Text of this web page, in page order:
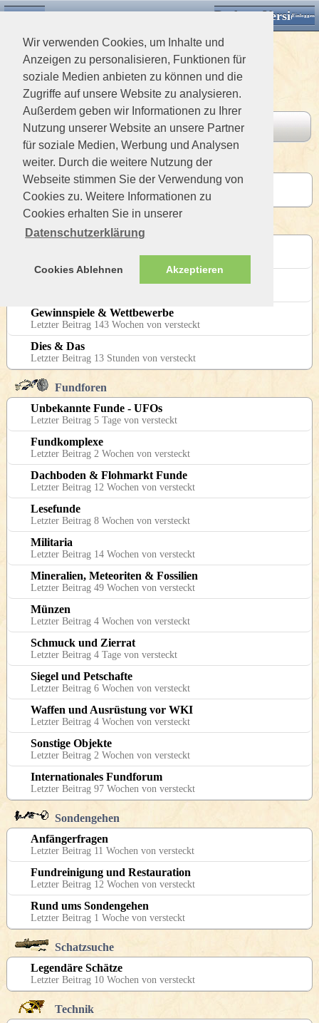
Wir verwenden Cookies, um Inhalte und
Anzeigen zu personalisieren, Funktionen für
soziale Medien anbieten zu können und die
Zugriffe auf unsere Website zu analysieren.
Außerdem geben wir Informationen zu Ihrer
Nutzung unserer Website an unsere Partner
für soziale Medien, Werbung und Analysen
weiter. Durch die weitere Nutzung der
Webseite stimmen Sie der Verwendung von
Cookies zu. Weitere Informationen zu
Cookies erhalten Sie in unserer
Datenschutzerklärung
Cookies Ablehnen Akzeptieren
Desktop VersionEinloggen
Board Letzte Beiträge
Interner Bereich
Ritterklause
Letzter Beitrag 436 Wochen von versteckt
Letzter Beitrag 5 Wochen von versteckt
Gewinnspiele & Wettbewerbe
Letzter Beitrag 143 Wochen von versteckt
Dies & Das
Letzter Beitrag 13 Stunden von versteckt
Fundforen
Unbekannte Funde - UFOs
Letzter Beitrag 5 Tage von versteckt
Fundkomplexe
Letzter Beitrag 2 Wochen von versteckt
Dachboden & Flohmarkt Funde
Letzter Beitrag 12 Wochen von versteckt
Lesefunde
Letzter Beitrag 8 Wochen von versteckt
Militaria
Letzter Beitrag 14 Wochen von versteckt
Mineralien, Meteoriten & Fossilien
Letzter Beitrag 49 Wochen von versteckt
Münzen
Letzter Beitrag 4 Wochen von versteckt
Schmuck und Zierrat
Letzter Beitrag 4 Tage von versteckt
Siegel und Petschafte
Letzter Beitrag 6 Wochen von versteckt
Waffen und Ausrüstung vor WKI
Letzter Beitrag 4 Wochen von versteckt
Sonstige Objekte
Letzter Beitrag 2 Wochen von versteckt
Internationales Fundforum
Letzter Beitrag 97 Wochen von versteckt
Sondengehen
Anfängerfragen
Letzter Beitrag 11 Wochen von versteckt
Fundreinigung und Restauration
Letzter Beitrag 12 Wochen von versteckt
Rund ums Sondengehen
Letzter Beitrag 1 Woche von versteckt
Schatzsuche
Legendäre Schätze
Letzter Beitrag 10 Wochen von versteckt
Technik